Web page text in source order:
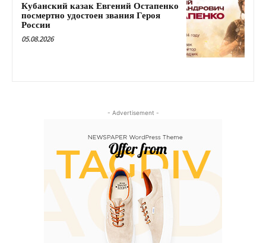
Кубанский казак Евгений Остапенко
посмертно удостоен звания Героя
России
05.08.2026
- Advertisement -